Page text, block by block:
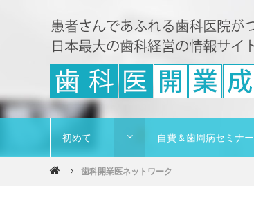
初めて 自費＆歯周病セミナー
歯科開業医ネットワーク